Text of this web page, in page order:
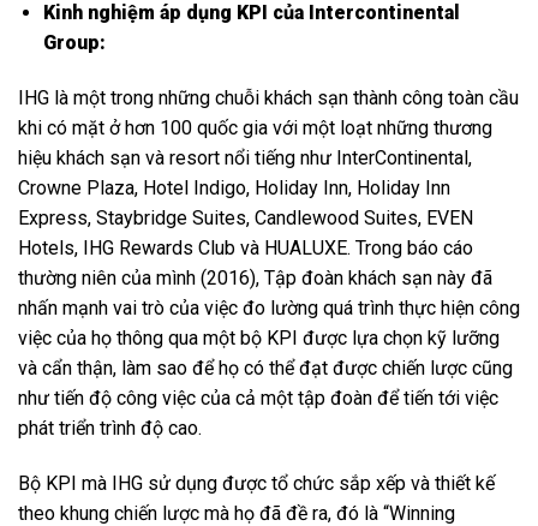
Kinh nghiệm áp dụng KPI của Intercontinental
Group:
IHG là một trong những chuỗi khách sạn thành công toàn cầu
khi có mặt ở hơn 100 quốc gia với một loạt những thương
hiệu khách sạn và resort nổi tiếng như InterContinental,
Crowne Plaza, Hotel Indigo, Holiday Inn, Holiday Inn
Express, Staybridge Suites, Candlewood Suites, EVEN
Hotels, IHG Rewards Club và HUALUXE. Trong báo cáo
thường niên của mình (2016), Tập đoàn khách sạn này đã
nhấn mạnh vai trò của việc đo lường quá trình thực hiện công
việc của họ thông qua một bộ KPI được lựa chọn kỹ lưỡng
và cẩn thận, làm sao để họ có thể đạt được chiến lược cũng
như tiến độ công việc của cả một tập đoàn để tiến tới việc
phát triển trình độ cao.
Bộ KPI mà IHG sử dụng được tổ chức sắp xếp và thiết kế
theo khung chiến lược mà họ đã đề ra, đó là “Winning